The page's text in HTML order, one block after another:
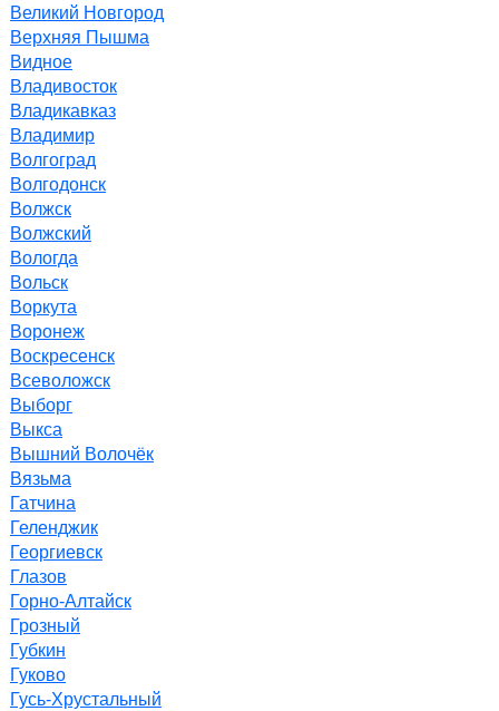
Великий Новгород
Верхняя Пышма
Видное
Владивосток
Владикавказ
Владимир
Волгоград
Волгодонск
Волжск
Волжский
Вологда
Вольск
Воркута
Воронеж
Воскресенск
Всеволожск
Выборг
Выкса
Вышний Волочёк
Вязьма
Гатчина
Геленджик
Георгиевск
Глазов
Горно-Алтайск
Грозный
Губкин
Гуково
Гусь-Хрустальный